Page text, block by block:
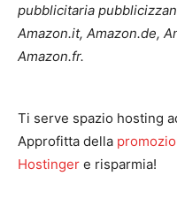
pubblicitaria
Amazon.it, Amazon.de,
Amazon.fr.
Ti serve spazio hosting
Approfitta della
Hostinger e risparmia!